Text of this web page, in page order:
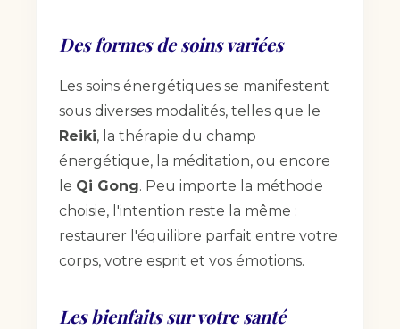
Des formes de soins variées
Les soins énergétiques se manifestent
sous diverses modalités, telles que le
Reiki, la thérapie du champ
énergétique, la méditation, ou encore
le Qi Gong. Peu importe la méthode
choisie, l'intention reste la même :
restaurer l'équilibre parfait entre votre
corps, votre esprit et vos émotions.
Les bienfaits sur votre santé